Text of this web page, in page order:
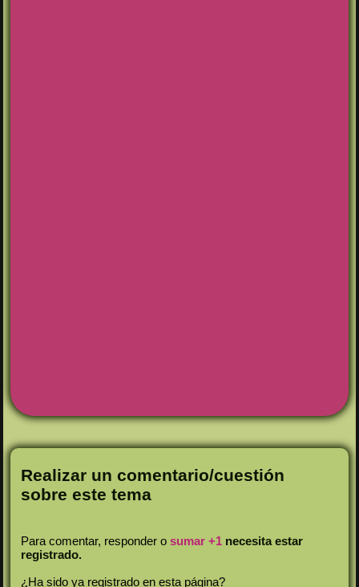
Realizar un comentario/cuestión
sobre este tema
Para comentar, responder osumar +1 necesita estar
registrado.
¿Ha sido ya registrado en esta página?